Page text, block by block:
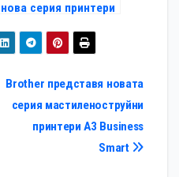
нова серия принтери
резервоари за
мастило за дома и
Brother представя новата
серия мастиленоструйни
принтери A3 Business
Smart